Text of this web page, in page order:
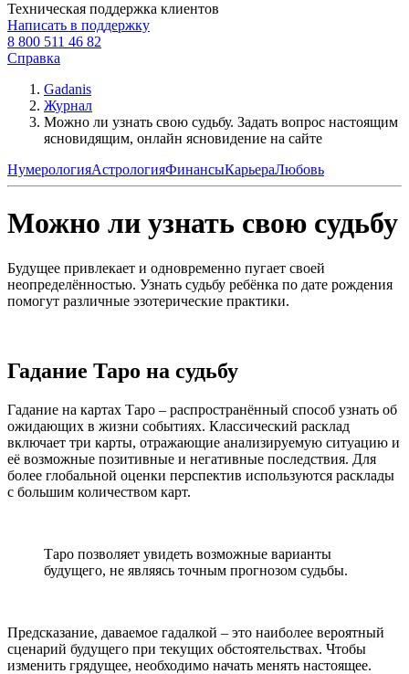
Техническая поддержка клиентов
Написать в поддержку
8 800 511 46 82
Справка
Gadanis
Журнал
Можно ли узнать свою судьбу. Задать вопрос настоящим
ясновидящим, онлайн ясновидение на сайте
НумерологияАстрологияФинансыКарьераЛюбовь
Можно ли узнать свою судьбу
Будущее привлекает и одновременно пугает своей
неопределённостью. Узнать судьбу ребёнка по дате рождения
помогут различные эзотерические практики.
Гадание Таро на судьбу
Гадание на картах Таро – распространённый способ узнать об
ожидающих в жизни событиях. Классический расклад
включает три карты, отражающие анализируемую ситуацию и
её возможные позитивные и негативные последствия. Для
более глобальной оценки перспектив используются расклады
с большим количеством карт.
Таро позволяет увидеть возможные варианты
будущего, не являясь точным прогнозом судьбы.
Предсказание, даваемое гадалкой – это наиболее вероятный
сценарий будущего при текущих обстоятельствах. Чтобы
изменить грядущее, необходимо начать менять настоящее.